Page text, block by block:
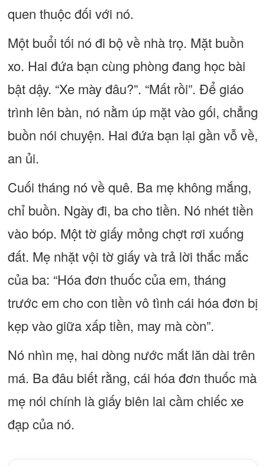
quen thuộc đối với nó.
Một buổi tối nó đi bộ về nhà trọ. Mặt buồn
xo. Hai đứa bạn cùng phòng đang học bài
bật dậy. “Xe mày đâu?”. “Mất rồi”. Để giáo
trình lên bàn, nó nằm úp mặt vào gối, chẳng
buồn nói chuyện. Hai đứa bạn lại gần vỗ về,
an ủi.
Cuối tháng nó về quê. Ba mẹ không mắng,
chỉ buồn. Ngày đi, ba cho tiền. Nó nhét tiền
vào bóp. Một tờ giấy mỏng chợt rơi xuống
đất. Mẹ nhặt vội tờ giấy và trả lời thắc mắc
của ba: “Hóa đơn thuốc của em, tháng
trước em cho con tiền vô tình cái hóa đơn bị
kẹp vào giữa xấp tiền, may mà còn”.
Nó nhìn mẹ, hai dòng nước mắt lăn dài trên
má. Ba đâu biết rằng, cái hóa đơn thuốc mà
mẹ nói chính là giấy biên lai cầm chiếc xe
đạp của nó.